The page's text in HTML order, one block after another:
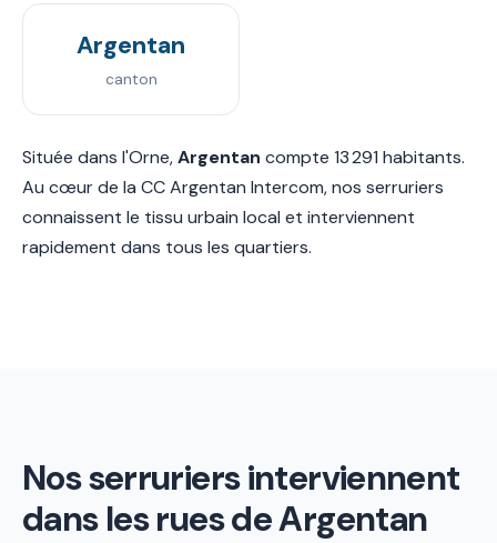
Argentan
canton
Située dans l'Orne,Argentan compte 13 291 habitants.
Au cœur de la CC Argentan Intercom, nos serruriers
connaissent le tissu urbain local et interviennent
rapidement dans tous les quartiers.
Nos serruriers interviennent
dans les rues de Argentan